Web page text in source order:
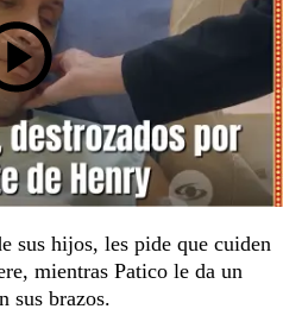
sus hijos, les pide que cuiden
mientras Patico le da un
sus brazos.